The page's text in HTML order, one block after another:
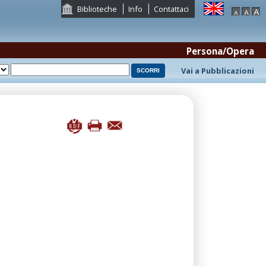
Biblioteche Info Contattaci
Persona/Opera
Vai a Pubblicazioni